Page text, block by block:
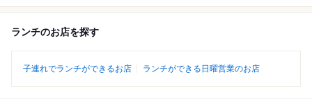
ランチのお店を探す
子連れでランチができるお店 ランチができる日曜営業のお店